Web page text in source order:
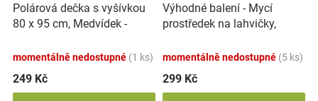
Polárová dečka s vyšívkou
80 x 95 cm, Medvídek -
momentálně nedostupné (1 ks)
249 Kč
Výhodné balení - Mycí
prostředek na lahvičky,
momentálně nedostupné (5 ks)
299 Kč